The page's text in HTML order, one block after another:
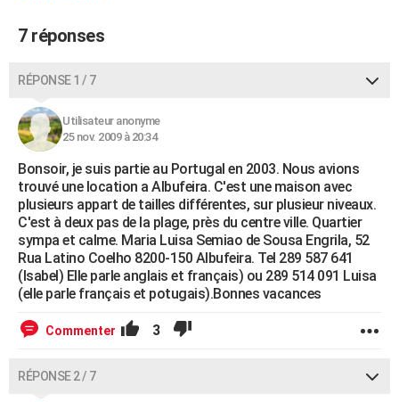
BONS PLANS
CARTE DE VOEUX
Carte de Noël
Carte Bonne année
Carte Saint-Valentin
Carte Pâques
Carte d'anniversaire
DICTIONNAIRE
Dictionnaire
Biographies
Citations
Expressions
Proverbes
PROGRAMME TV
COPAINS D'AVANT
S'inscrire
Se connecter
Lycées
Collèges
Primaires
Universités
Entreprises
Service militaire
Avis de recherche
AVIS DE DÉCÈS
FORUM
Bricolage
Lifestyle
Culture
Sport
Auto
Television
Voyage
Cinema
7 réponses
RÉPONSE 1 / 7
Utilisateur anonyme
25 nov. 2009 à 20:34
Bonsoir, je suis partie au Portugal en 2003. Nous avions
trouvé une location a Albufeira. C'est une maison avec
plusieurs appart de tailles différentes, sur plusieur niveaux.
C'est à deux pas de la plage, près du centre ville. Quartier
sympa et calme. Maria Luisa Semiao de Sousa Engrila, 52
Rua Latino Coelho 8200-150 Albufeira. Tel 289 587 641
(Isabel) Elle parle anglais et français) ou 289 514 091 Luisa
(elle parle français et potugais).Bonnes vacances
Commenter 3
RÉPONSE 2 / 7